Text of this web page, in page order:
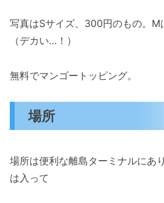
写真はSサイズ、300円のもの。
（デカい…！）
無料でマンゴートッピング。
場所
場所は便利な離島ターミナルにあ
は入って